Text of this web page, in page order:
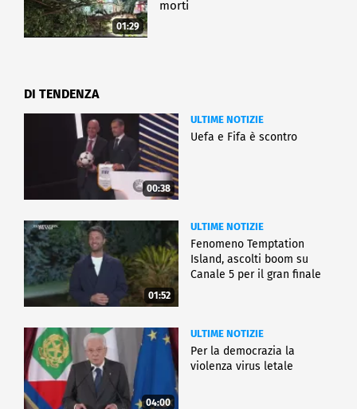
01:29
morti
DI TENDENZA
00:38
ULTIME NOTIZIE
Uefa e Fifa è scontro
01:52
ULTIME NOTIZIE
Fenomeno Temptation
Island, ascolti boom su
Canale 5 per il gran finale
04:00
ULTIME NOTIZIE
Per la democrazia la
violenza virus letale